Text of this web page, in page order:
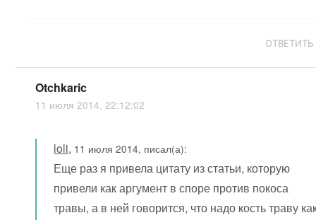
ОТВЕТИТЬ
Otchkaric
11 июля 2014, 22:12:02
loli, 11 июля 2014, писал(а):
Еще раз я привела цитату из статьи, которую
привели как аргумент в споре против покоса
травы, а в ней говорится, что надо кость траву